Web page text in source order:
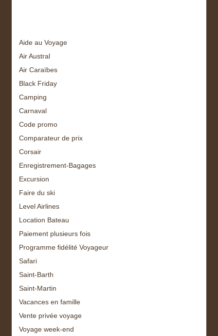
Aide au Voyage
Air Austral
Air Caraïbes
Black Friday
Camping
Carnaval
Code promo
Comparateur de prix
Corsair
Enregistrement-Bagages
Excursion
Faire du ski
Level Airlines
Location Bateau
Paiement plusieurs fois
Programme fidélité Voyageur
Safari
Saint-Barth
Saint-Martin
Vacances en famille
Vente privée voyage
Voyage week-end